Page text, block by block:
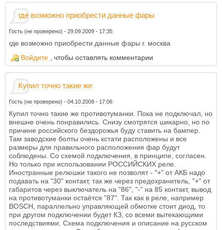
где возможно приобрести данные фары
Гость (не проверено) - 29.09.2009 - 17:35
где возможно приобрести данные фары г. москва
Войдите
, чтобы оставлять комментарии
Купил точно такие же
Гость (не проверено) - 04.10.2009 - 17:06
Купил точно такие же противотуманки. Пока не подключал, но
внешне очень понравились. Снизу смотрятся шикарно, но по
причине российского бездорожья буду ставить на бампер.
Там заводские болты очень кстати расположены и все
размеры для правильного расположения фар будут
соблюдены. Со схемой подключения, в принципе, согласен.
Но только при использовании РОССИЙСКИХ реле.
Иностранные релюшки такого не позволят - "+" от АКБ надо
подавать на "30" контакт, так же через предохранитель, "+" от
габаритов через выключатель на "86", "-" на 85 контакт, вывод
на противотуманки остаётся "87". Так как в реле, например
BOSCH, параллельно управляющей обмотке стоит диод, то
при другом подключении будет КЗ, со всеми вытекающими
последствиями. Схема подключения и описание на русском